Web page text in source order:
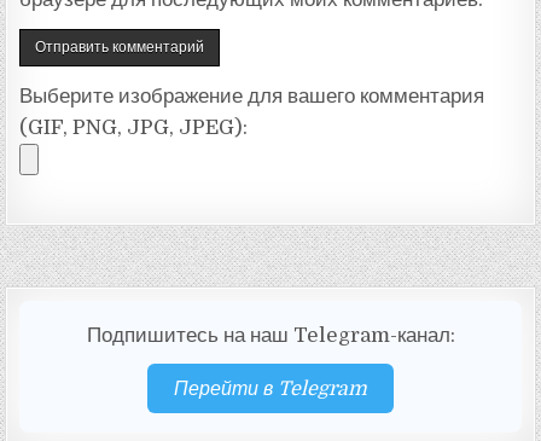
Выберите изображение для вашего комментария
(GIF, PNG, JPG, JPEG):
Подпишитесь на наш Telegram-канал:
Перейти в Telegram